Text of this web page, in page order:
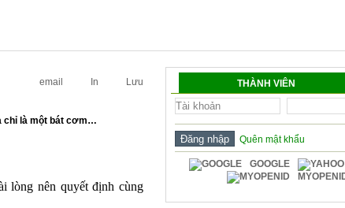
email In Lưu
chỉ là một bát cơm…
lòng nên quyết định cùng
THÀNH VIÊN
Quên mật khẩu
GOOGLE